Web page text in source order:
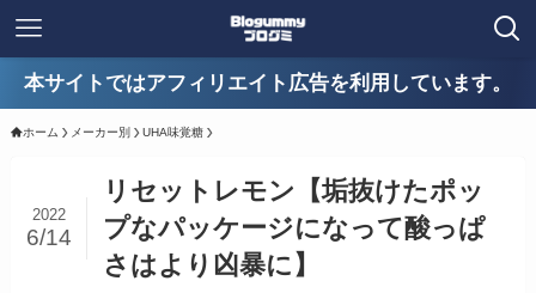
本サイトではアフィリエイト広告を利用しています。
ホーム メーカー別 UHA味覚糖
リセットレモン【垢抜けたポッ
プなパッケージになって酸っぱ
さはより凶暴に】
2022
6/14